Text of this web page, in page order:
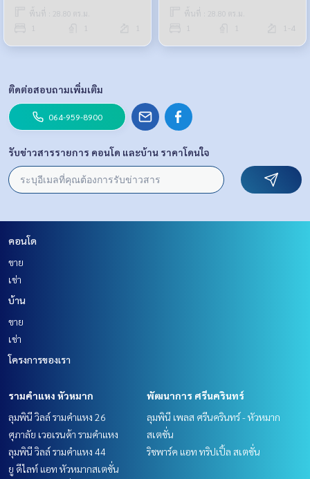
พื้นที่ : 28.80 ตร.ม. พื้นที่ : 28.80 ตร.ม.
1-4
ติดต่อสอบถามเพิ่มเติม
064-959-8900
รับข่าวสารรายการ คอนโด และบ้าน ราคาโดนใจ
คอนโด
ขาย
เช่า
บ้าน
ขาย
เช่า
โครงการของเรา
รามคำแหง หัวหมาก
ลุมพินี วิลล์ รามคำแหง 26
ศุภาลัย เวอเรนด้า รามคำแหง
ลุมพินี วิลล์ รามคำแหง 44
ยู ดีไลท์ แอท หัวหมากสเตชั่น
พัฒนาการ ศรีนครินทร์
ลุมพินี เพลส ศรีนครินทร์ - หัวหมาก
สเตชั่น
ริชพาร์ค แอท ทริปเปิ้ล สเตชั่น